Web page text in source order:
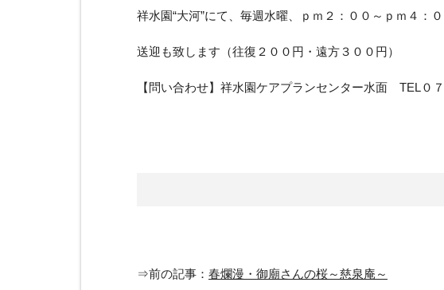
祥水園“大河”にて、毎週水曜、ｐｍ２：００～ｐｍ４：
送迎も致します（往復２００円・遠方３００円）
【問い合わせ】祥水園ケアプランセンター水面 TEL０
⇒前の記事： 春爛漫・御廟さんの桜～慈泉庵～